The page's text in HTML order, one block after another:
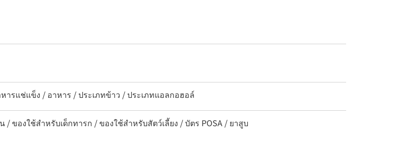
ารแช่แข็ง / อาหาร / ประเภทข้าว / ประเภทแอลกอฮอล์
/ ของใช้สำหรับเด็กทารก / ของใช้สำหรับสัตว์เลี้ยง / บัตร POSA / ยาสูบ